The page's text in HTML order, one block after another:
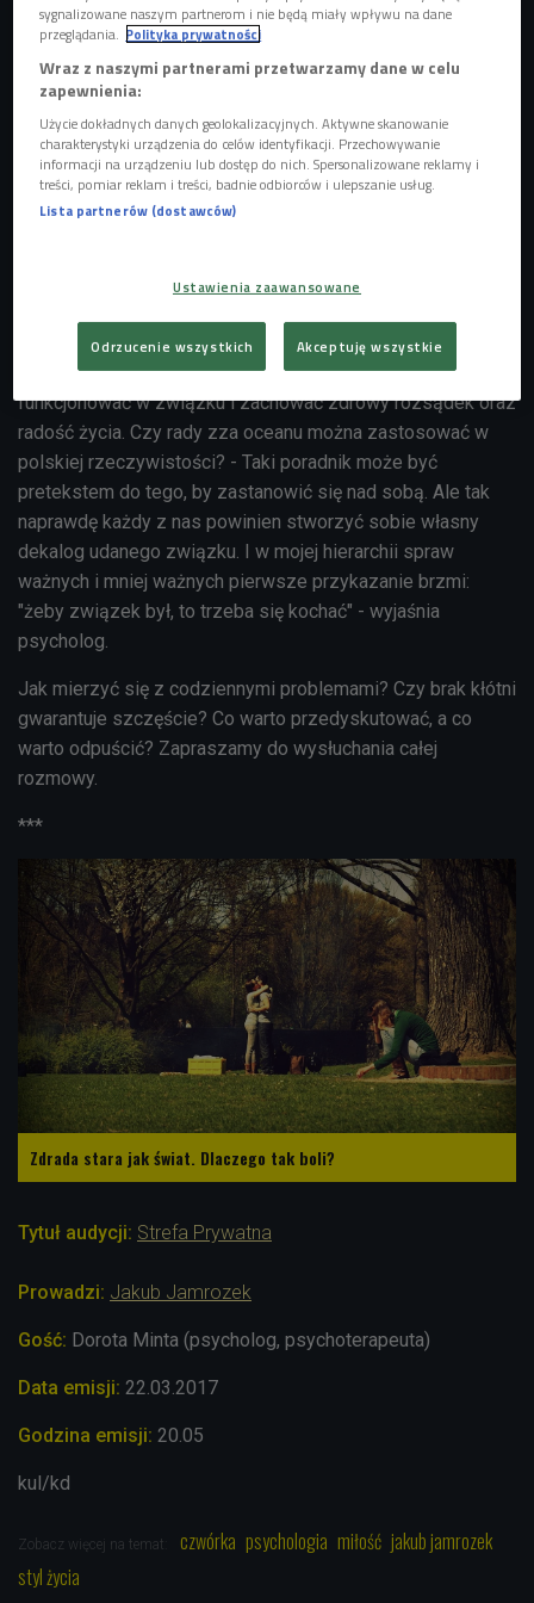
terapeutki Harriet Lerner, która w książce "100 zasad
udanego związku" zebrała praktyczne porady jak dobrze
funkcjonować w związku i zachować zdrowy rozsądek oraz
radość życia. Czy rady zza oceanu można zastosować w
polskiej rzeczywistości? - Taki poradnik może być
pretekstem do tego, by zastanowić się nad sobą. Ale tak
naprawdę każdy z nas powinien stworzyć sobie własny
dekalog udanego związku. I w mojej hierarchii spraw
ważnych i mniej ważnych pierwsze przykazanie brzmi:
"żeby związek był, to trzeba się kochać" - wyjaśnia
psycholog.
Jak mierzyć się z codziennymi problemami? Czy brak kłótni
gwarantuje szczęście? Co warto przedyskutować, a co
warto odpuścić? Zapraszamy do wysłuchania całej
rozmowy.
***
Zdrada stara jak świat. Dlaczego tak boli?
Tytuł audycji: Strefa Prywatna
Prowadzi: Jakub Jamrozek
Gość: Dorota Minta (psycholog, psychoterapeuta)
Data emisji: 22.03.2017
Godzina emisji: 20.05
kul/kd
Zobacz więcej na temat: czwórka psychologia miłość jakub jamrozek
styl życia
sygnalizowane naszym partnerom i nie będą miały wpływu na dane
przeglądania. Polityka prywatności
Wraz z naszymi partnerami przetwarzamy dane w celu
zapewnienia:
Użycie dokładnych danych geolokalizacyjnych. Aktywne skanowanie
charakterystyki urządzenia do celów identyfikacji. Przechowywanie
informacji na urządzeniu lub dostęp do nich. Spersonalizowane reklamy i
treści, pomiar reklam i treści, badnie odbiorców i ulepszanie usług.
Lista partnerów (dostawców)
Ustawienia zaawansowane
Odrzucenie wszystkich Akceptuję wszystkie